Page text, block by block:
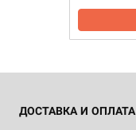
ДОСТАВКА И ОПЛАТА